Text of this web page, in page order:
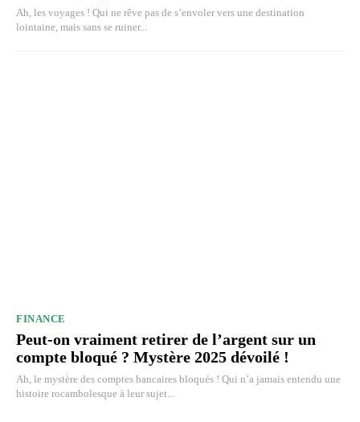
Ah, les voyages ! Qui ne rêve pas de s’envoler vers une destination
lointaine, mais sans se ruiner...
FINANCE
Peut-on vraiment retirer de l’argent sur un
compte bloqué ? Mystère 2025 dévoilé !
Ah, le mystère des comptes bancaires bloqués ! Qui n’a jamais entendu une
histoire rocambolesque à leur sujet...